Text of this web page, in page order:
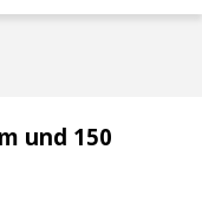
und 150